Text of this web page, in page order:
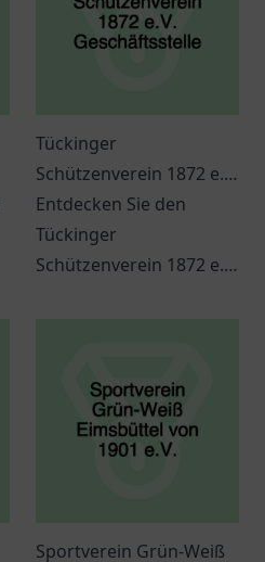
Tückinger
Schützenverein 1872 e.V.
Geschäftsstelle
Entdecken Sie den
Tückinger
Schützenverein 1872 e.V.
spannende
Veranstaltungen.
Sportverein Grün-Weiß